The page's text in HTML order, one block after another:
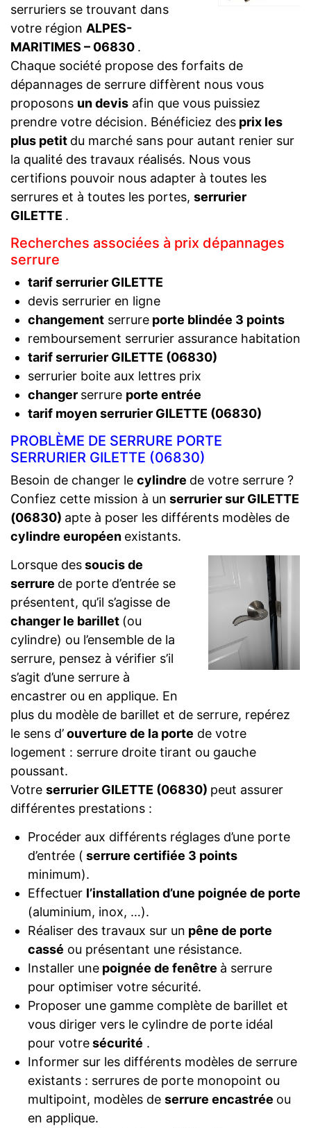
serruriers se trouvant dans
votre région ALPES-
MARITIMES – 06830 .
Chaque société propose des forfaits de
dépannages de serrure diffèrent nous vous
proposons un devis afin que vous puissiez
prendre votre décision. Bénéficiez des prix les
plus petit du marché sans pour autant renier sur
la qualité des travaux réalisés. Nous vous
certifions pouvoir nous adapter à toutes les
serrures et à toutes les portes, serrurier
GILETTE .
Recherches associées à prix dépannages
serrure
tarif serrurier GILETTE
devis serrurier en ligne
changementserrureporte blindée 3 points
remboursement serrurier assurance habitation
tarif serrurier GILETTE (06830)
serrurier boite aux lettres prix
changer serrure porte entrée
tarif moyen serrurier GILETTE (06830)
PROBLÈME DE SERRURE PORTE
SERRURIER GILETTE (06830)
Besoin de changer le cylindre de votre serrure ?
Confiez cette mission à un serrurier sur GILETTE
(06830) apte à poser les différents modèles de
cylindre européen existants.
Lorsque dessoucis de
serrure de porte d’entrée se
présentent, qu’il s’agisse de
changer le barillet (ou
cylindre) ou l’ensemble de la
serrure, pensez à vérifier s’il
s’agit d’une serrure à
encastrer ou en applique. En
plus du modèle de barillet et de serrure, repérez
le sens d’ouverture de la porte de votre
logement : serrure droite tirant ou gauche
poussant.
Votre serrurier GILETTE (06830) peut assurer
différentes prestations :
Procéder aux différents réglages d’une porte
d’entrée ( serrure certifiée 3 points
minimum).
Effectuer l’installation d’une poignée de porte
(aluminium, inox, …).
Réaliser des travaux sur un pêne de porte
cassé ou présentant une résistance.
Installer unepoignée de fenêtre à serrure
pour optimiser votre sécurité.
Proposer une gamme complète de barillet et
vous diriger vers le cylindre de porte idéal
pour votresécurité .
Informer sur les différents modèles de serrure
existants : serrures de porte monopoint ou
multipoint, modèles de serrure encastrée ou
en applique.